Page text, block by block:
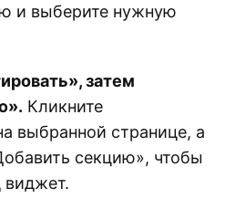
и выберите нужную
затем
Кликните
выбранной странице, а
секцию», чтобы
виджет.